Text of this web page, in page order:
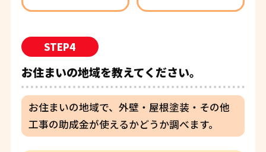
STEP4
お住まいの地域を教えてください。
お住まいの地域で、外壁・屋根塗装・その他
工事の助成金が使えるかどうか調べます。